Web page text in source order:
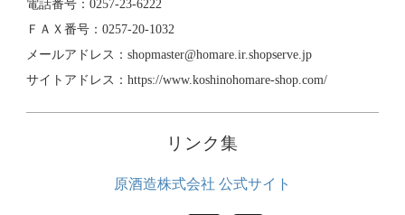
電話番号：0257-23-6222
ＦＡＸ番号：0257-20-1032
メールアドレス：shopmaster@homare.ir.shopserve.jp
サイトアドレス：https://www.koshinohomare-shop.com/
リンク集
原酒造株式会社 公式サイト